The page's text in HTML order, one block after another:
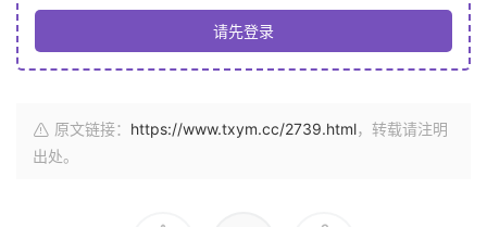
请先登录
原文链接： https://www.txym.cc/2739.html，转载请注明
出处。